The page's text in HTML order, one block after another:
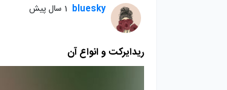
bluesky 1 سال پیش
ریدایرکت و انواع آن